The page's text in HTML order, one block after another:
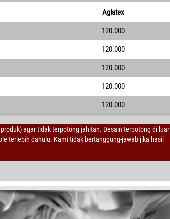
Aglatex
120.000
120.000
120.000
120.000
120.000
agar tidak terpotong jahitan. Desain terpotong di luar
terlebih dahulu. Kami tidak bertanggung-jawab jika hasil